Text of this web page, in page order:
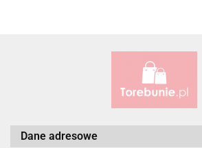
Alessandro Paoli
Dane adresowe